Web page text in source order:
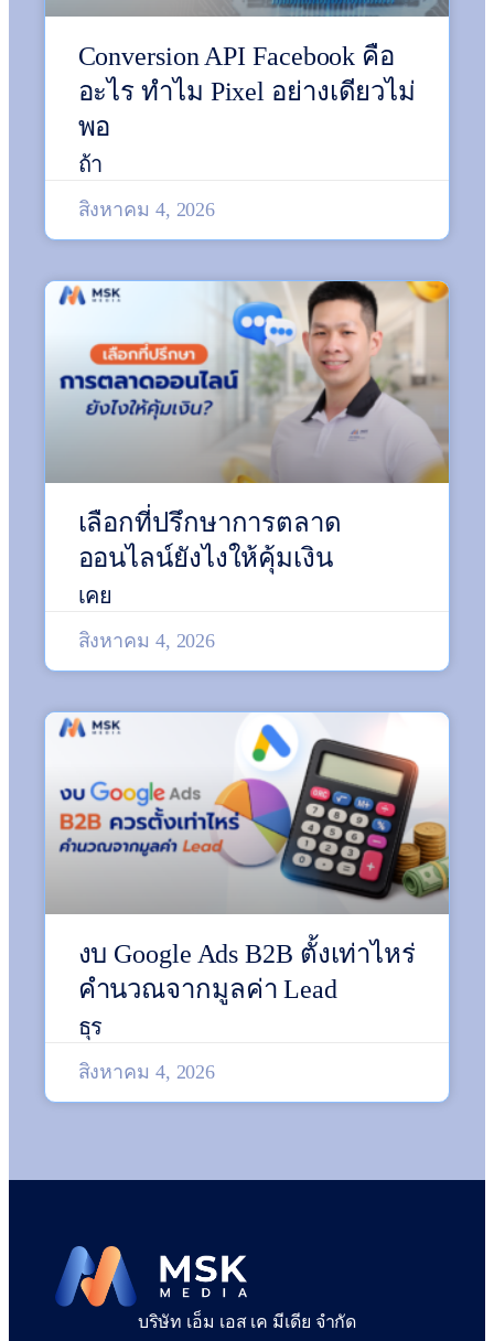
Conversion API Facebook คือ
อะไร ทำไม Pixel อย่างเดียวไม่
พอ
ถ้า
สิงหาคม 4, 2026
เลือกที่ปรึกษาการตลาด
ออนไลน์ยังไงให้คุ้มเงิน
เคย
สิงหาคม 4, 2026
งบ Google Ads B2B ตั้งเท่าไหร่
คำนวณจากมูลค่า Lead
ธุร
สิงหาคม 4, 2026
บริษัท เอ็ม เอส เค มีเดีย จำกัด